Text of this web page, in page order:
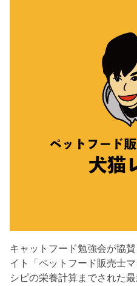
キャットフード勉強会が協
イト「ペットフード販売士
シピの栄養計算までされた